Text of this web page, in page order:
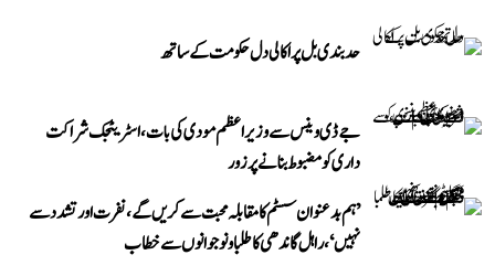
حد بندی بل پر اکالی دل حکومت کے ساتھ
جے ڈی وینس سے وزیر اعظم مودی کی بات، اسٹریٹجک شراکت
داری کو مضبوط بنانے پر زور
’ہم بدعنوان سسٹم کا مقابلہ محبت سے کریں گے، نفرت اور تشدد سے
نہیں‘، راہل گاندھی کا طلبا و نوجوانوں سے خطاب